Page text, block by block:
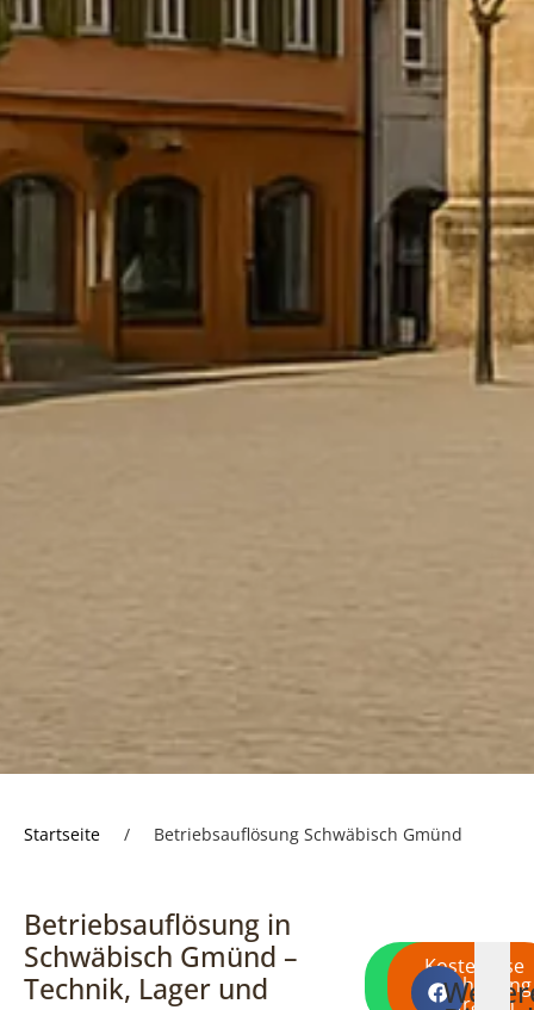
Startseite / Betriebsauflösung Schwäbisch Gmünd
Betriebsauflösung in
Schwäbisch Gmünd –
Technik, Lager und
Direkt per
WhatsApp
schreiben
Kostenlose
Besichtigung
anfragen
Wohnungsauflösung